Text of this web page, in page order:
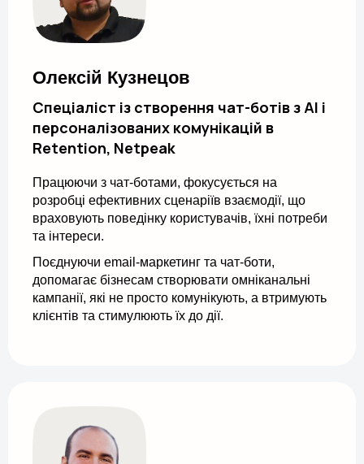
Олексій Кузнецов
Спеціаліст із створення чат-ботів з АІ і
персоналізованих комунікацій в
Retention, Netpeak
Працюючи з чат-ботами, фокусується на
розробці ефективних сценаріїв взаємодії, що
враховують поведінку користувачів, їхні потреби
та інтереси.
Поєднуючи email-маркетинг та чат-боти,
допомагає бізнесам створювати омніканальні
кампанії, які не просто комунікують, а втримують
клієнтів та стимулюють їх до дії.